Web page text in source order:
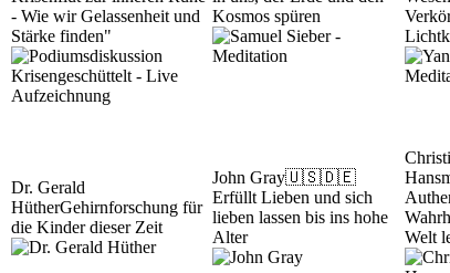
- Wie wir Gelassenheit und
Stärke finden"
Kosmos spüren
Dr. Gerald
HütherGehirnforschung für
die Kinder dieser Zeit
John Gray🇺🇸🇩🇪
Erfüllt Lieben und sich
lieben lassen bis ins hohe
Alter
Welt